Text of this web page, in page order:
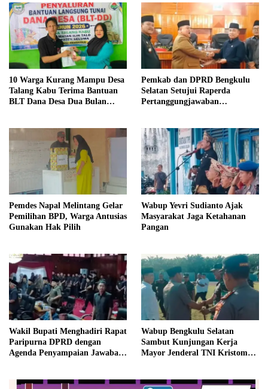
10 Warga Kurang Mampu Desa
Talang Kabu Terima Bantuan
BLT Dana Desa Dua Bulan
Pemkab dan DPRD Bengkulu
Selatan Setujui Raperda
Pertanggungjawaban
Pemdes Napal Melintang Gelar
Pemilihan BPD, Warga Antusias
Gunakan Hak Pilih
Wabup Yevri Sudianto Ajak
Masyarakat Jaga Ketahanan
Pangan
Wakil Bupati Menghadiri Rapat
Paripurna DPRD dengan
Agenda Penyampaian Jawaban
Wabup Bengkulu Selatan
Sambut Kunjungan Kerja
Mayor Jenderal TNI Kristomei